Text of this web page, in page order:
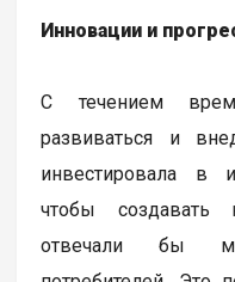
Инновации и
С течением
развиваться и
инвестировала в
чтобы создавать
отвечали бы